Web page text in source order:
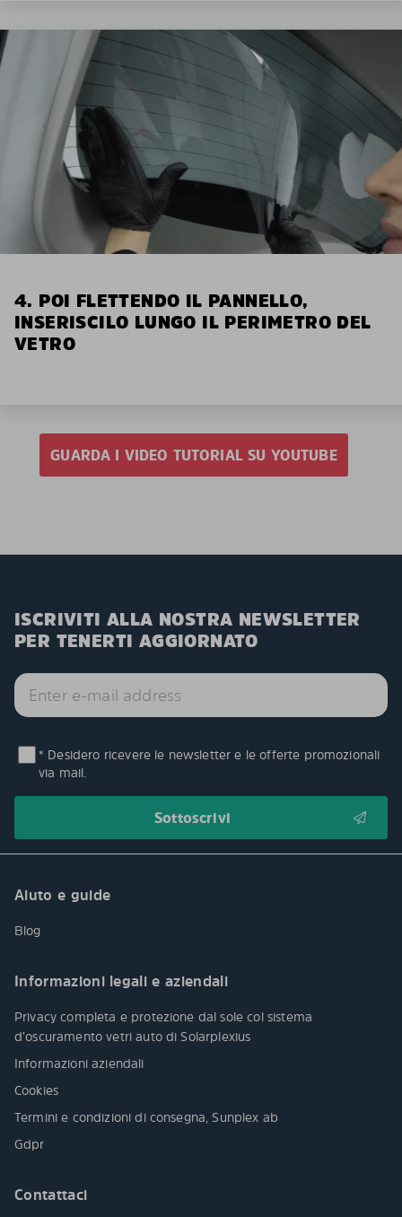
4. POI FLETTENDO IL PANNELLO,
INSERISCILO LUNGO IL PERIMETRO DEL
VETRO
GUARDA I VIDEO TUTORIAL SU YOUTUBE
ISCRIVITI ALLA NOSTRA NEWSLETTER
PER TENERTI AGGIORNATO
* Desidero ricevere le newsletter e le offerte promozionali
via mail.
Aiuto e guide
Blog
Informazioni legali e aziendali
Privacy completa e protezione dal sole col sistema
d’oscuramento vetri auto di Solarplexius
Informazioni aziendali
Cookies
Termini e condizioni di consegna, Sunplex ab
Gdpr
Contattaci